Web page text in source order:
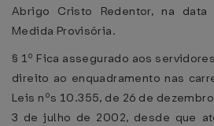
Abrigo Cristo Redentor, na
Medida Provisória.
§ 1º Fica assegurado aos
direito ao enquadramento nas
Leis nºs 10.355, de 26 de
3 de julho de 2002, desde que